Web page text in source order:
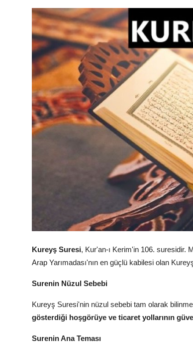
NAMAZ
DUALAR
KİMDİR?
DİNİ MESAJLAR
KISSADAN HİSSE
DİNİ BİLGİLER
Kureyş Suresi, Kur'an-ı Kerim'in 106. suresidir.
Arap Yarımadası'nın en güçlü kabilesi olan
Surenin Nüzul Sebebi
Kureyş Suresi'nin nüzul sebebi tam olarak
gösterdiği hoşgörüye ve ticaret yollarının
Surenin Ana Teması